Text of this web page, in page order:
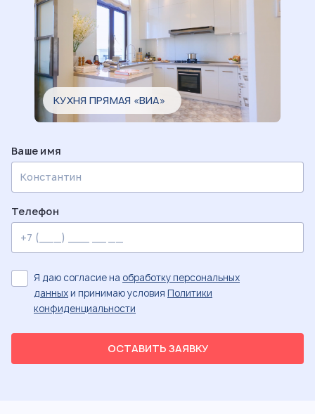
КУХНЯ ПРЯМАЯ «ВИА»
Ваше имя
Телефон
ОСТАВИТЬ ЗАЯВКУ
Я даю согласие на обработку персональных
данныхи принимаю условия Политики
конфиденциальности